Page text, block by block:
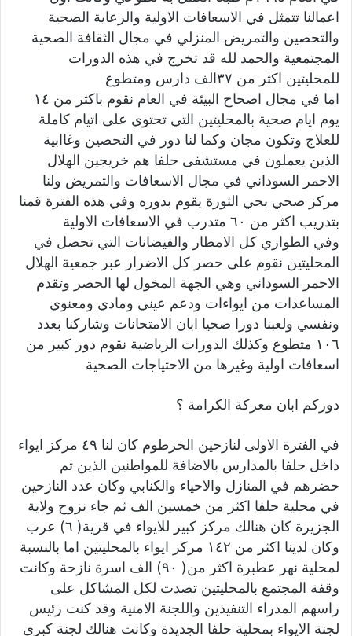
اعمالنا تتمثل في الاسعافات الاولية والرعاية الصحية
والتحصين والتمريض المنزلي في مجال الثقافة الصحية
المجتمعية والحمد لله قد تخرج في هذه الدورات
للمحليتين اكثر من ٣٧الف دارس ومتطوع
اما في مجال اصحاح البيئة في العام نقوم باكثر من ١٤
يوم ايام صحية بالمحليتين التي تحتوي على اتيام كاملة
للعلاج وتكون مجان وكما لنا دور في التحصين وغاابية
الذين يعملون في مستشفى حلفا هم خريجين الهلال
الاحمر السوداني في مجال الاسعافات والتمريض ولنا
مركز صحي بحي الثورة يقوم بدوره وفي هذه الفترة قمنا
بتدريب اكثر من ٦٠ متدرب في الاسعافات الاولية
وفي الطواري كل الامطار والفيضانات التي تحصل في
المحليتين نقوم على حصر كل الاضرار عبر جمعية الهلال
الاحمر السوداني وهي الجهة المخول لها الحصر وتقدم
المساعدات من ايواءات ودعم عيني ومادي ومعنوي
ونفسي ولعبنا دورا صحيا ابان الامتحانات وشاركنا بعدد
١٠٦ متطوع وكذلك الدورات الرياضية نقوم دور كبير من
اسعافات اولية وغيرها من الاحتياجات الصحية
دوركم ابان معركة الكرامة ؟
في الفترة الاولى لنازحين الخرطوم كان لنا ٤٩ مركز ايواء
داخل حلفا بالمدارس بالاضافة للمواطنين الذين تم
حضرهم في المنازل والاحياء والكنابي وكان عدد النازحين
في محلية حلفا اكثر من خمسين الف ثم جاء نزوح ولاية
الجزيرة كان هنالك مركز كبير للايواء في قرية( ٦) عرب
وكان لدينا اكثر من ١٤٢ مركز ايواء بالمحليتين اما بالنسبة
لمحلية نهر عطبرة اكثر من( ٩٠) الف اسرة نازحة وكانت
وقفة المجتمع بالمحليتين تصدت لكل المشاكل على
راسهم المدراء التنفيذين واللجنة الامنية وقد كنت رئيس
لجنة الايواء بمحلية حلفا الجديدة وكانت هنالك لجنة كبرى